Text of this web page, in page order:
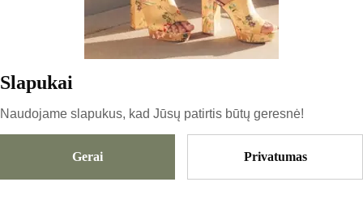
Slapukai
Naudojame slapukus, kad Jūsų patirtis būtų geresnė!
Gerai Privatumas
Dydis